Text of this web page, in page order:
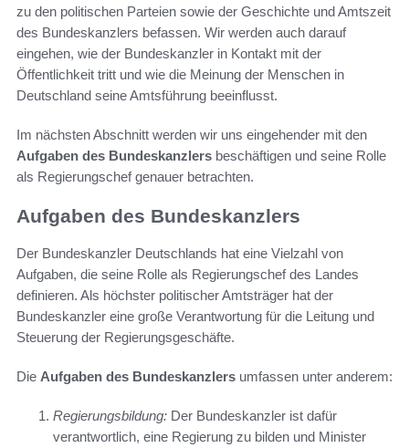
zu den politischen Parteien sowie der Geschichte und Amtszeit
des Bundeskanzlers befassen. Wir werden auch darauf
eingehen, wie der Bundeskanzler in Kontakt mit der
Öffentlichkeit tritt und wie die Meinung der Menschen in
Deutschland seine Amtsführung beeinflusst.
Im nächsten Abschnitt werden wir uns eingehender mit den
Aufgaben des Bundeskanzlers beschäftigen und seine Rolle
als Regierungschef genauer betrachten.
Aufgaben des Bundeskanzlers
Der Bundeskanzler Deutschlands hat eine Vielzahl von
Aufgaben, die seine Rolle als Regierungschef des Landes
definieren. Als höchster politischer Amtsträger hat der
Bundeskanzler eine große Verantwortung für die Leitung und
Steuerung der Regierungsgeschäfte.
Die Aufgaben des Bundeskanzlers umfassen unter anderem:
Regierungsbildung: Der Bundeskanzler ist dafür
verantwortlich, eine Regierung zu bilden und Minister